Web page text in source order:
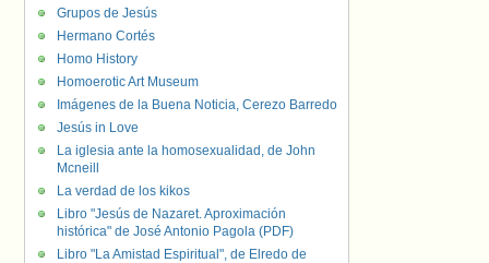
Grupos de Jesús
Hermano Cortés
Homo History
Homoerotic Art Museum
Imágenes de la Buena Noticia, Cerezo Barredo
Jesús in Love
La iglesia ante la homosexualidad, de John
Mcneill
La verdad de los kikos
Libro "Jesús de Nazaret. Aproximación
histórica" de José Antonio Pagola (PDF)
Libro "La Amistad Espiritual", de Elredo de